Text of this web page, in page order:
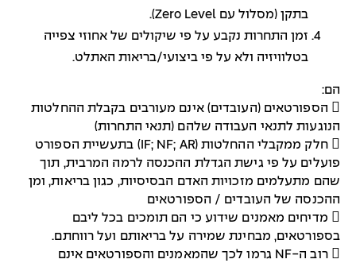
בתקן (מסלול עם Zero Level).
זמן התחרות נקבע על פי שיקולים של אחוזי צפייה
בטלוויזיה ולא על פי ביצועי/בריאות האתלט.
הם:
 הספורטאים (העובדים) אינם מעורבים בקבלת ההחלטות
הנוגעות לתנאי העבודה שלהם (תנאי התחרות)
 חלק ממקבלי ההחלטות (IF; NF; AR) בתעשיית הספורט
פועלים על פי גישת הגדלת ההכנסה לרמה המרבית, תוך
שהם מתעלמים מזכויות האדם הבסיסיות, כגון בריאות, ומן
ההכנסה של העובדים / הספורטאים
 מדיחים מאמנים שידוע כי הם תומכים בכל ליבם
בספורטאים, מבחינת שמירה על בריאותם ועל רווחתם.
 רוב ה-NF גרמו לכך שהמאמנים והספורטאים אינם